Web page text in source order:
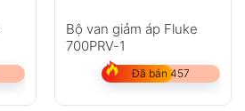
Bộ van giảm áp Fluke
700PRV-1
Đã bán 457